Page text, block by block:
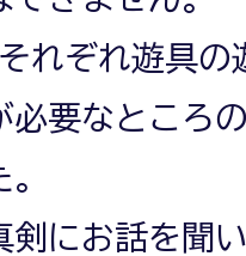
れぞれ遊具
必要なところ
剣にお話を聞